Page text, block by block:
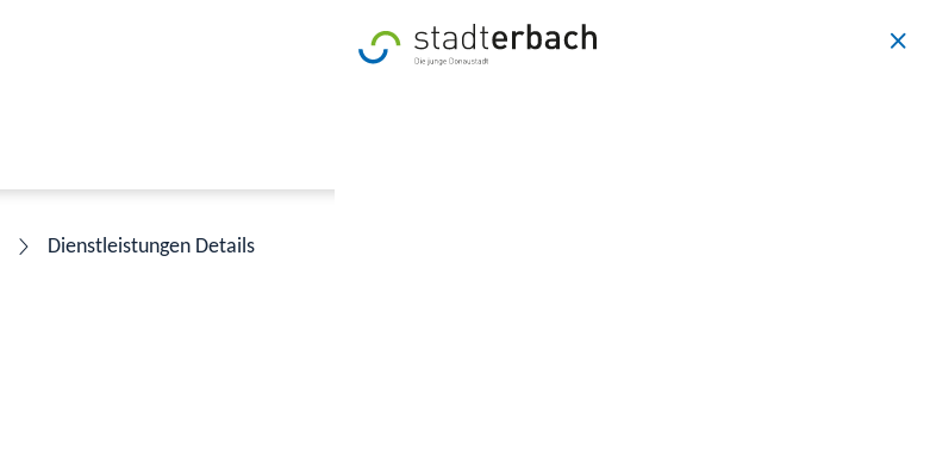
Dienstleistungen Details